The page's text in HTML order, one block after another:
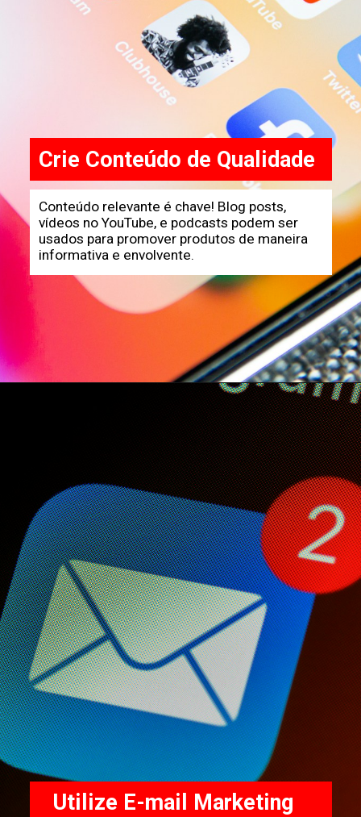
Conteúdo relevante é chave! Blog posts,
vídeos no YouTube, e podcasts podem ser
usados para promover produtos de maneira
informativa e envolvente.
Crie Conteúdo de Qualidade
https://horadomoney.com/divulgar-produtos-e-ganhar-comissao
Utilize E-mail Marketing